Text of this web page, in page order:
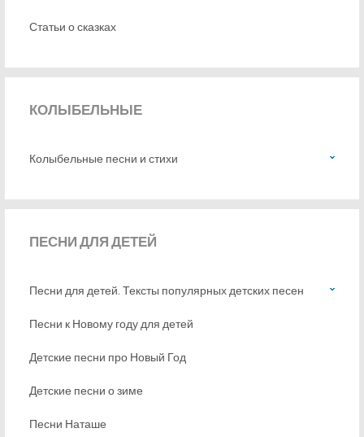
Статьи о сказках
КОЛЫБЕЛЬНЫЕ
Колыбельные песни и стихи
ПЕСНИДЛЯ ДЕТЕЙ
Песни для детей. Тексты популярных детских песен
Песни к Новому году для детей
Детские песни про Новый Год
Детские песни о зиме
Песни Наташе